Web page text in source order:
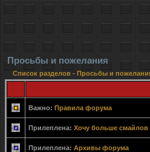
Просьбы и пожелания
Список разделов - Просьбы и
Важно: Правила форума
Прилеплена: Хочу больше смайлов
Прилеплена: Архивы форума